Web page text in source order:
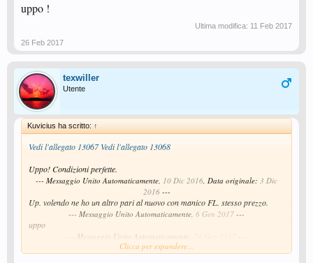
uppo !
Ultima modifica: 11 Feb 2017
26 Feb 2017
texwiller
Utente
Kuvicius ha scritto: ↑
Vedi l'allegato 13067 Vedi l'allegato 13068
Uppo! Condizioni perfette.
--- Messaggio Unito Automaticamente, 10 Dic 2016, Data originale: 3 Dic
2016 ---
Up. volendo ne ho un altro pari al nuovo con manico FL. stesso prezzo.
--- Messaggio Unito Automaticamente, 6 Gen 2017 ---
uppo
--- Messaggio Unito Automaticamente,
Clicca per espandere...